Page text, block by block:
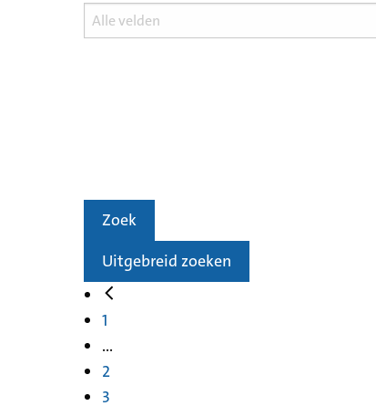
Zoek
Uitgebreid zoeken
1
...
2
3